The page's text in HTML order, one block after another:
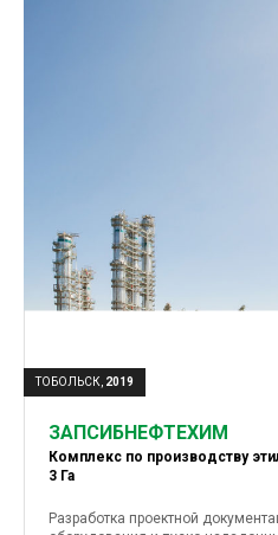
ТОБОЛЬСК, 2019
ЗАПСИБНЕФТЕХИМ
Комплекс по производству
3 Га
Разработка проектной